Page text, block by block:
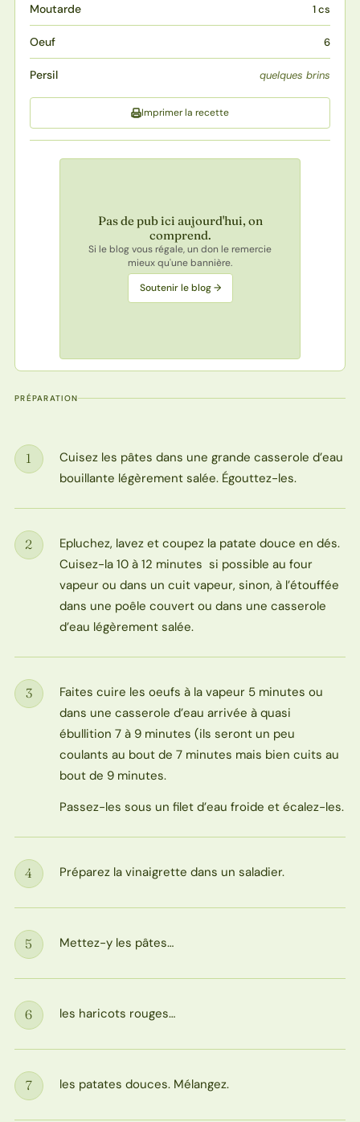
Moutarde 1 cs
Oeuf 6
Persil quelques brins
Imprimer la recette
Pas de pub ici aujourd'hui, on
comprend.
Si le blog vous régale, un don le remercie
mieux qu'une bannière.
Soutenir le blog →
PRÉPARATION
Étape
1
Cuisez les pâtes dans une grande casserole d’eau
bouillante légèrement salée. Égouttez-les.
Étape
2
Epluchez, lavez et coupez la patate douce en dés.
Cuisez-la 10 à 12 minutes si possible au four
vapeur ou dans un cuit vapeur, sinon, à l’étouffée
dans une poêle couvert ou dans une casserole
d’eau légèrement salée.
Étape
3
Faites cuire les oeufs à la vapeur 5 minutes ou
dans une casserole d’eau arrivée à quasi
ébullition 7 à 9 minutes (ils seront un peu
coulants au bout de 7 minutes mais bien cuits au
bout de 9 minutes.
Passez-les sous un filet d’eau froide et écalez-les.
Étape
4 Préparez la vinaigrette dans un saladier.
Étape
5 Mettez-y les pâtes…
Étape
6 les haricots rouges…
Étape
7 les patates douces. Mélangez.